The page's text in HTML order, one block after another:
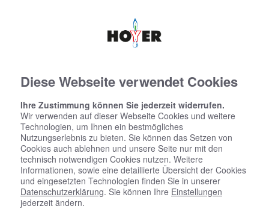
Diese Webseite verwendet Cookies
Ihre Zustimmung können Sie jederzeit widerrufen.
Wir verwenden auf dieser Webseite Cookies und weitere
Technologien, um Ihnen ein bestmögliches
Nutzungserlebnis zu bieten. Sie können das Setzen von
Cookies auch ablehnen und unsere Seite nur mit den
technisch notwendigen Cookies nutzen. Weitere
Informationen, sowie eine detaillierte Übersicht der Cookies
und eingesetzten Technologien finden Sie in unserer
Datenschutzerklärung. Sie können Ihre Einstellungen
jederzeit ändern.